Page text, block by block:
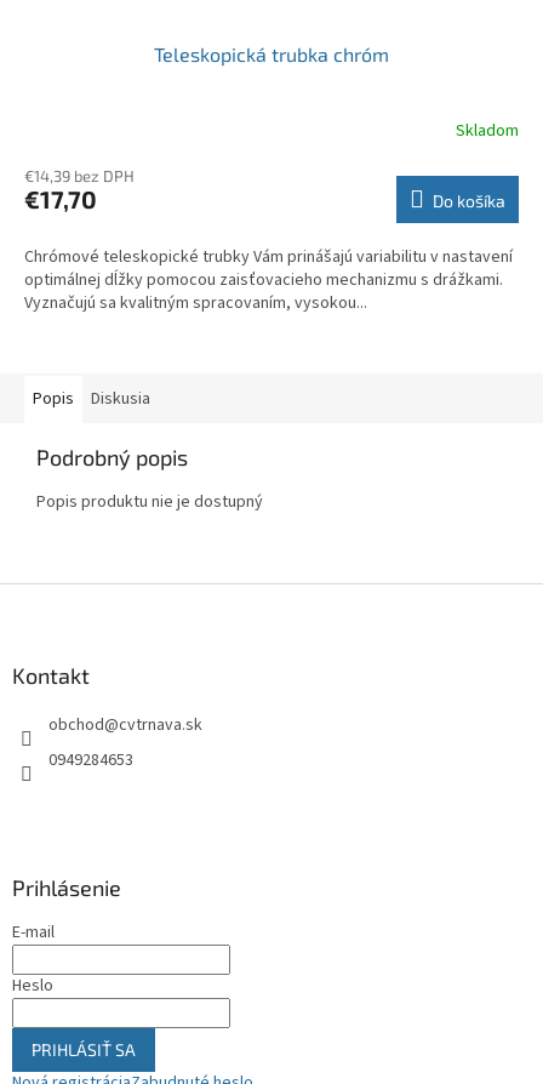
Teleskopická trubka chróm
Skladom
€14,39 bez DPH
€17,70 Do košíka
Chrómové teleskopické trubky Vám prinášajú variabilitu v nastavení
optimálnej dĺžky pomocou zaisťovacieho mechanizmu s drážkami.
Vyznačujú sa kvalitným spracovaním, vysokou...
Popis Diskusia
Podrobný popis
Popis produktu nie je dostupný
Kontakt
obchod@cvtrnava.sk
0949284653
Prihlásenie
E-mail
Heslo
PRIHLÁSIŤ SA